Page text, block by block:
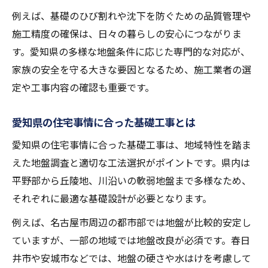
例えば、基礎のひび割れや沈下を防ぐための品質管理や
施工精度の確保は、日々の暮らしの安心につながりま
す。愛知県の多様な地盤条件に応じた専門的な対応が、
家族の安全を守る大きな要因となるため、施工業者の選
定や工事内容の確認も重要です。
愛知県の住宅事情に合った基礎工事とは
愛知県の住宅事情に合った基礎工事は、地域特性を踏ま
えた地盤調査と適切な工法選択がポイントです。県内は
平野部から丘陵地、川沿いの軟弱地盤まで多様なため、
それぞれに最適な基礎設計が必要となります。
例えば、名古屋市周辺の都市部では地盤が比較的安定し
ていますが、一部の地域では地盤改良が必須です。春日
井市や安城市などでは、地盤の硬さや水はけを考慮して